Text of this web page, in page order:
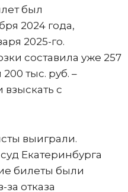
был
2024 года,
2025-го.
составила уже 257
тыс. руб. –
с
выиграли.
Екатеринбурга
билеты были
отказа